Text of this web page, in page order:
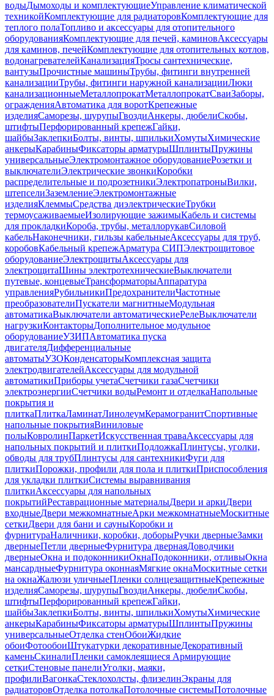
водыДымоходы и комплектующиеУправление климатической
техникойКомплектующие для радиаторовКомплектующие для
теплого полаТопливо и аксессуары для отопительного
оборудованияКомплектующие для печей, каминовАксессуары
для каминов, печейКомплектующие для отопительных котлов,
водонагревателейКанализацияТросы сантехнические,
вантузыПрочистные машиныТрубы, фитинги внутренней
канализацииТрубы, фитинги наружной канализацииЛюки
канализационныеМеталлопрокатМеталлопрокатСваиЗаборы,
огражденияАвтоматика для воротКрепежные
изделияСаморезы, шурупыГвоздиАнкеры, дюбелиСкобы,
штифтыПерфорированный крепежГайки,
шайбыЗаклепкиБолты, винты, шпилькиХомутыХимические
анкерыКарабиныФиксаторы арматурыШплинтыПружины
универсальныеЭлектромонтажное оборудованиеРозетки и
выключателиЭлектрические звонкиКоробки
распределительные и подрозетникиЭлектропатроныВилки,
штепселиЗаземлениеЭлектромонтажные
изделияКлеммыСредства диэлектрическиеТрубки
термоусаживаемыеИзолирующие зажимыКабель и системы
для прокладкиКороба, трубы, металлорукавСиловой
кабельНаконечники, гильзы кабельныеАксессуары для труб,
коробовКабельный крепежАрматура СИПЭлектрощитовое
оборудованиеЭлектрощитыАксессуары для
электрощитаШины электротехническиеВыключатели
путевые, концевыеТрансформаторыАппаратура
управленияРубильникиПредохранителиЧастотные
преобразователиПускатели магнитныеМодульная
автоматикаВыключатели автоматическиеРелеВыключатели
нагрузкиКонтакторыДополнительное модульное
оборудованиеУЗИПАвтоматика пуска
двигателяДифференциальные
автоматыУЗОКонденсаторыКомплексная защита
электродвигателейАксессуары для модульной
автоматикиПриборы учетаСчетчики газаСчетчики
электроэнергииСчетчики водыРемонт и отделкаНапольные
покрытия и
плиткаПлиткаЛаминатЛинолеумКерамогранитСпортивные
напольные покрытияВиниловые
полыКовролинПаркетИскусственная траваАксессуары для
напольных покрытий и плиткиПодложкаПлинтусы, уголки,
обводы для трубПлинтусы для сантехникиФуги для
плиткиПорожки, профили для пола и плиткиПриспособления
для укладки плиткиСистемы выравнивания
плиткиАксессуары для напольных
покрытийРеставрационные материалыДвери и аркиДвери
входныеДвери межкомнатныеАрки межкомнатныеМоскитные
сеткиДвери для бани и сауныКоробки и
фурнитураНаличники, коробки, доборыРучки дверныеЗамки
дверныеПетли дверныеФурнитура двернаяДоводчики
дверныеОкна и подоконникиОкнаПодоконники, отливыОкна
мансардныеФурнитура оконнаяМягкие окнаМоскитные сетки
на окнаЖалюзи уличныеПленки солнцезащитныеКрепежные
изделияСаморезы, шурупыГвоздиАнкеры, дюбелиСкобы,
штифтыПерфорированный крепежГайки,
шайбыЗаклепкиБолты, винты, шпилькиХомутыХимические
анкерыКарабиныФиксаторы арматурыШплинтыПружины
универсальныеОтделка стенОбоиЖидкие
обоиФотообоиШтукатурки декоративныеДекоративный
каменьСкиналиПленки самоклеящиеся Армирующие
сеткиСтеновые панелиУголки, маяки,
профилиВагонкаСтеклохолсты, флизелинЭкраны для
радиаторовОтделка потолкаПотолочные системыПотолочные